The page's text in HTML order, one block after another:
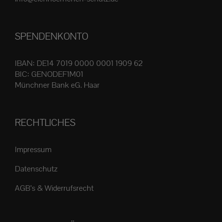
werden
SPENDENKONTO
IBAN: DE14 7019 0000 0001 1909 62
BIC: GENODEF1M01
Münchner Bank eG. Haar
RECHTLICHES
Impressum
Datenschutz
AGB’s & Widerrufsrecht